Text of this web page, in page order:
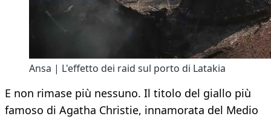
Ansa | L'effetto dei raid sul porto di Latakia
E non rimase più nessuno. Il titolo del giallo più
famoso di Agatha Christie, innamorata del Medio